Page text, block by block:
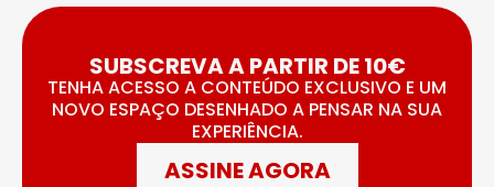
SUBSCREVA A PARTIR DE 10€
TENHA ACESSO A CONTEÚDO EXCLUSIVO E UM
NOVO ESPAÇO DESENHADO A PENSAR NA SUA
EXPERIÊNCIA.
ASSINE AGORA